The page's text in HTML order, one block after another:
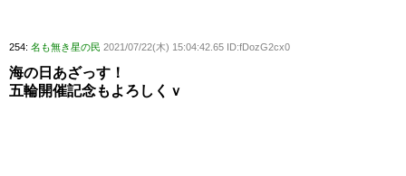
254: 名も無き星の民 2021/07/22(木) 15:04:42.65 ID:fDozG2cx0
海の日あざっす！
五輪開催記念もよろしくｖ